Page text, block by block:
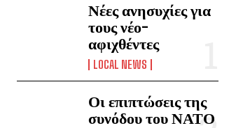
Νέες ανησυχίες για
τους νέο-
αφιχθέντες
LOCAL NEWS
Οι επιπτώσεις της
συνόδου του ΝΑΤΟ